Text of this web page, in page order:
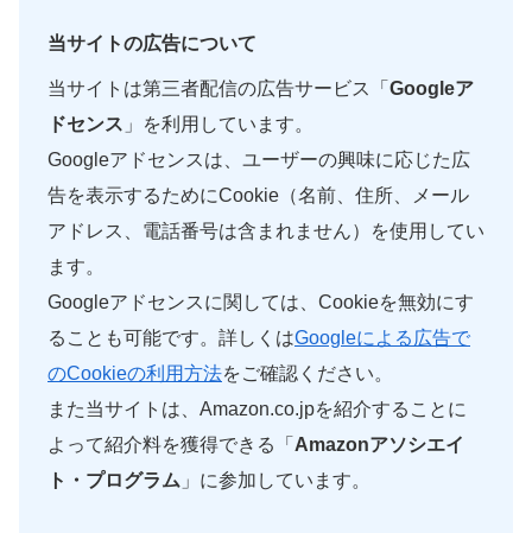
当サイトの広告について
当サイトは第三者配信の広告サービス「 Googleア
ドセンス 」を利用しています。
Googleアドセンスは、ユーザーの興味に応じた広
告を表示するためにCookie（名前、住所、メール
アドレス、電話番号は含まれません）を使用してい
ます。
Googleアドセンスに関しては、Cookieを無効にす
ることも可能です。詳しくはGoogleによる広告で
のCookieの利用方法をご確認ください。
また当サイトは、Amazon.co.jpを紹介することに
よって紹介料を獲得できる「 Amazonアソシエイ
ト・プログラム 」に参加しています。